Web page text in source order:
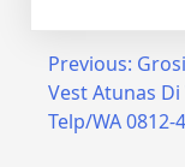
Post
navigation
Previous:
Vest Atunas Di
Telp/WA 0812-